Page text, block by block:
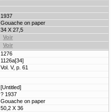
1937
Gouache on paper
34 X 27,5
1276
1126a[34]
Vol. V, p. 61
[Untitled]
? 1937
Gouache on paper
50,2 X 36